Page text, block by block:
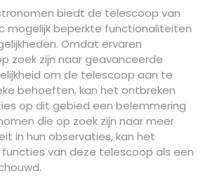
biedt de telescoop van
mogelijk beperkte functionaliteiten
Omdat ervaren
zoek zijn naar geavanceerde
om de telescoop aan te
behoeften, kan het ontbreken
op dit gebied een belemmering
die op zoek zijn naar meer
in hun observaties, kan het
van deze telescoop als een